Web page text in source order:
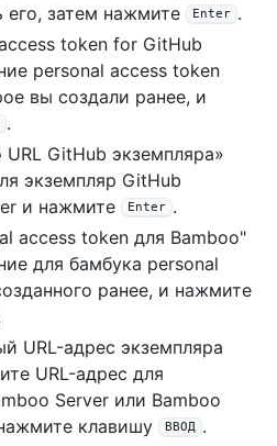
его, затем нажмите Enter .
token for GitHub
personal access token
вы создали ранее, и
.
GitHub экземпляра»
экземпляр GitHub
и нажмите
Enter .
access token для Bamboo"
для бамбука personal
ранее, и нажмите
URL-адрес экземпляра
URL-адрес для
Server или Bamboo
клавишу
ВВОД .